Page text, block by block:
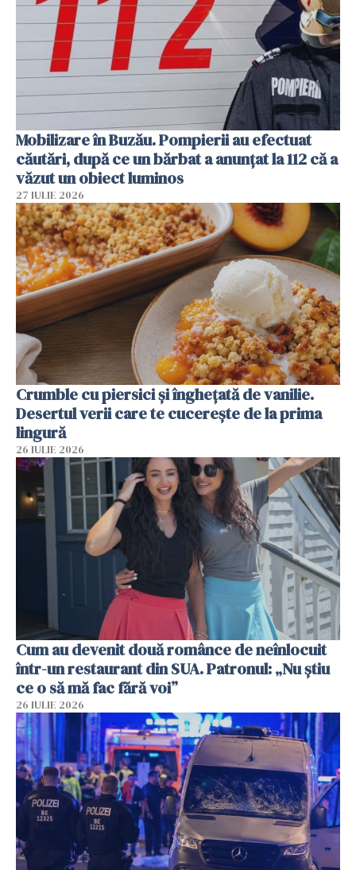
Mobilizare în Buzău. Pompierii au efectuat
căutări, după ce un bărbat a anunțat la 112 că a
văzut un obiect luminos
27 IULIE 2026
Crumble cu piersici și înghețată de vanilie.
Desertul verii care te cucerește de la prima
lingură
26 IULIE 2026
Cum au devenit două românce de neînlocuit
într-un restaurant din SUA. Patronul: „Nu știu
ce o să mă fac fără voi”
26 IULIE 2026